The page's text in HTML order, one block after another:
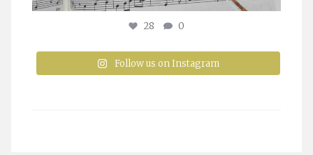
28 0
Follow us on Instagram